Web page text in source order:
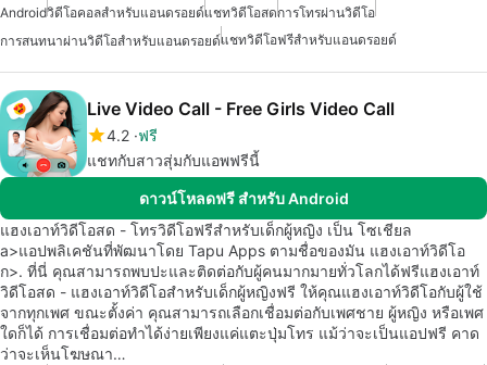
Androidวิดีโอคอลสำหรับแอนดรอยด์แชทวิดีโอสดการโทรผ่านวิดีโอ
การสนทนาผ่านวิดีโอสำหรับแอนดรอยด์แชทวิดีโอฟรีสำหรับแอนดรอยด์
Live Video Call - Free Girls Video Call
4.2 ฟรี
แชทกับสาวสุ่มกับแอพฟรีนี้
ดาวน์โหลดฟรี สำหรับ Android
แฮงเอาท์วิดีโอสด - โทรวิดีโอฟรีสำหรับเด็กผู้หญิง เป็น โซเชียล
a>แอปพลิเคชันที่พัฒนาโดย Tapu Apps ตามชื่อของมัน แฮงเอาท์วิดีโอ
ก>. ที่นี่ คุณสามารถพบปะและติดต่อกับผู้คนมากมายทั่วโลกได้ฟรีแฮงเอาท์
วิดีโอสด - แฮงเอาท์วิดีโอสำหรับเด็กผู้หญิงฟรี ให้คุณแฮงเอาท์วิดีโอกับผู้ใช้
จากทุกเพศ ขณะตั้งค่า คุณสามารถเลือกเชื่อมต่อกับเพศชาย ผู้หญิง หรือเพศ
ใดก็ได้ การเชื่อมต่อทำได้ง่ายเพียงแค่แตะปุ่มโทร แม้ว่าจะเป็นแอปฟรี คาด
ว่าจะเห็นโฆษณา…